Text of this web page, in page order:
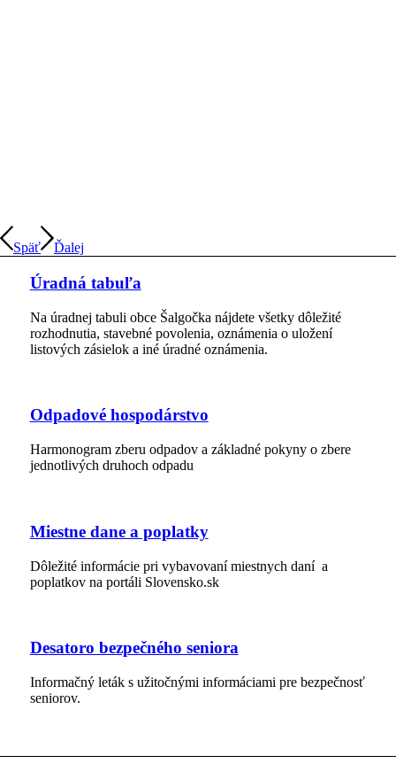
Späť Ďalej
Úradná tabuľa
Na úradnej tabuli obce Šalgočka nájdete všetky dôležité
rozhodnutia, stavebné povolenia, oznámenia o uložení
listových zásielok a iné úradné oznámenia.
Odpadové hospodárstvo
Harmonogram zberu odpadov a základné pokyny o zbere
jednotlivých druhoch odpadu
Miestne dane a poplatky
Dôležité informácie pri vybavovaní miestnych daní a
poplatkov na portáli Slovensko.sk
Desatoro bezpečného seniora
Informačný leták s užitočnými informáciami pre bezpečnosť
seniorov.